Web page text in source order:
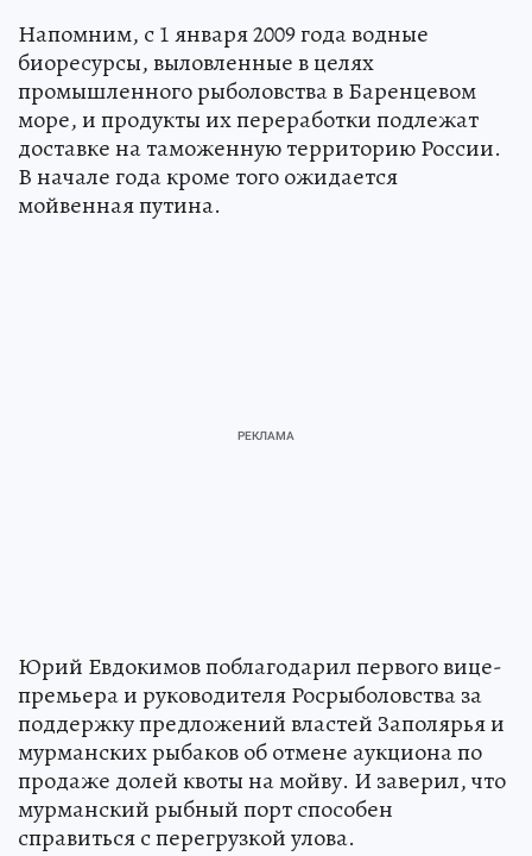
Напомним, с 1 января 2009 года водные
биоресурсы, выловленные в целях
промышленного рыболовства в Баренцевом
море, и продукты их переработки подлежат
доставке на таможенную территорию России.
В начале года кроме того ожидается
мойвенная путина.
Юрий Евдокимов поблагодарил первого вице-
премьера и руководителя Росрыболовства за
поддержку предложений властей Заполярья и
мурманских рыбаков об отмене аукциона по
продаже долей квоты на мойву. И заверил, что
мурманский рыбный порт способен
справиться с перегрузкой улова.